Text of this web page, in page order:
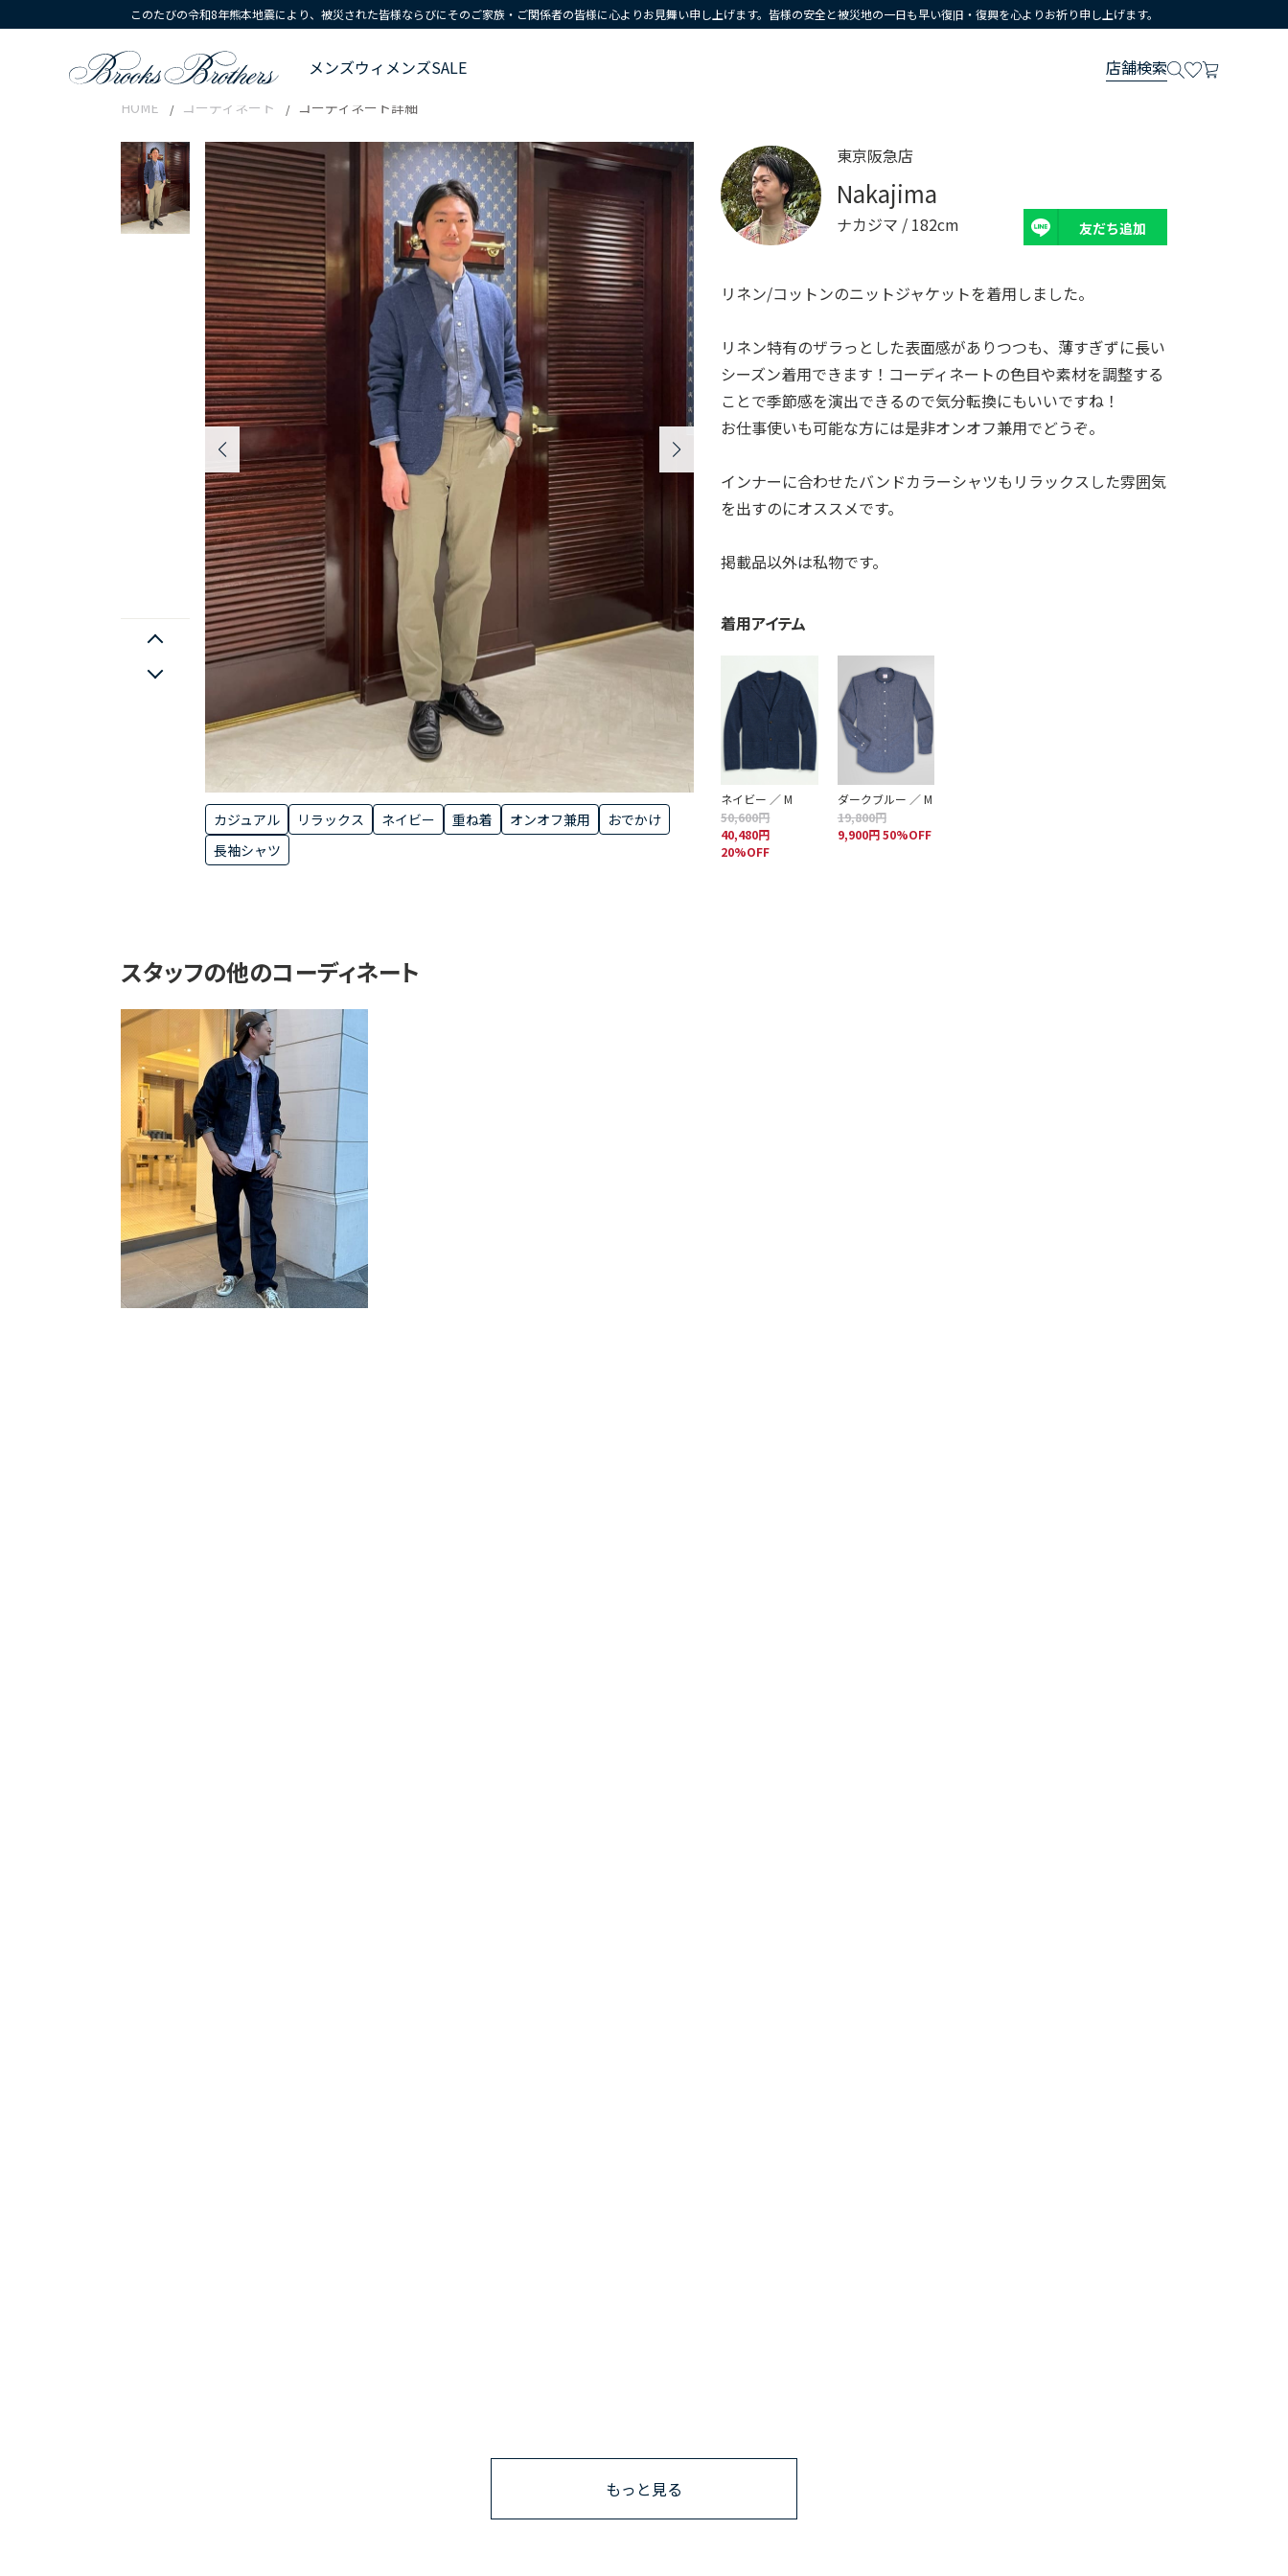
このたびの令和8年熊本地震により、被災された皆様ならびにそのご家族・ご関係者の皆様に心よりお見舞い申し上げます。皆様の安全と被災地の一日も早い復旧・復興を心よりお祈り申し上げます。
メンズウィメンズSALE 店舗検索
HOME コーディネート コーディネート詳細
カジュアル リラックス ネイビー 重ね着 オンオフ兼用
おでかけ
長袖シャツ
東京阪急店
Nakajima
ナカジマ / 182cm 友だち追加
リネン/コットンのニットジャケットを着用しました。
リネン特有のザラっとした表面感がありつつも、薄すぎずに長い
シーズン着用できます！コーディネートの色目や素材を調整する
ことで季節感を演出できるので気分転換にもいいですね！
お仕事使いも可能な方には是非オンオフ兼用でどうぞ。
インナーに合わせたバンドカラーシャツもリラックスした雰囲気
を出すのにオススメです。
掲載品以外は私物です。
着用アイテム
ネイビー ／ M
50,600円
40,480円
20%OFF
ダークブルー ／ M
19,800円
9,900円 50%OFF
スタッフの他のコーディネート
もっと見る